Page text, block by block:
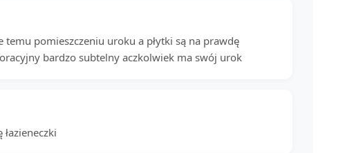
pomieszczeniu uroku a płytki są na prawdę
bardzo subtelny aczkolwiek ma swój urok